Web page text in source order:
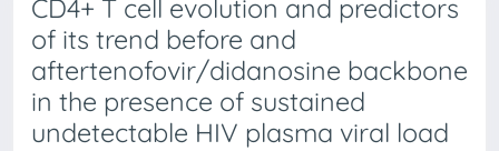
CD4+ T cell evolution and predictors
of its trend before and
aftertenofovir/didanosine backbone
in the presence of sustained
undetectable HIV plasma viral load